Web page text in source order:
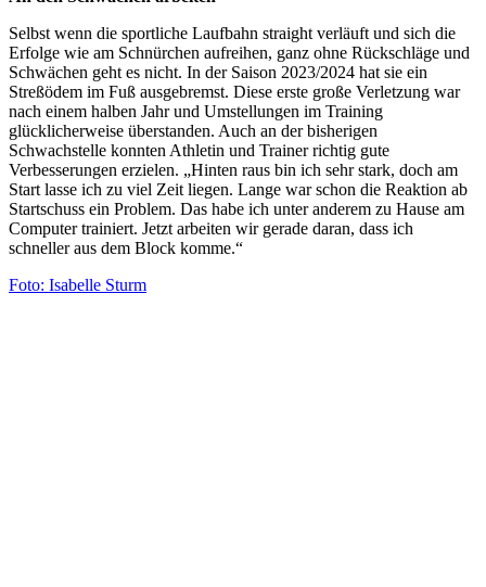
Selbst wenn die sportliche Laufbahn straight verläuft und sich die
Erfolge wie am Schnürchen aufreihen, ganz ohne Rückschläge und
Schwächen geht es nicht. In der Saison 2023/2024 hat sie ein
Streßödem im Fuß ausgebremst. Diese erste große Verletzung war
nach einem halben Jahr und Umstellungen im Training
glücklicherweise überstanden. Auch an der bisherigen
Schwachstelle konnten Athletin und Trainer richtig gute
Verbesserungen erzielen. „Hinten raus bin ich sehr stark, doch am
Start lasse ich zu viel Zeit liegen. Lange war schon die Reaktion ab
Startschuss ein Problem. Das habe ich unter anderem zu Hause am
Computer trainiert. Jetzt arbeiten wir gerade daran, dass ich
schneller aus dem Block komme.“
Foto: Isabelle Sturm